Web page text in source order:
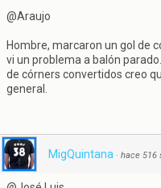
@Araujo
Hombre, marcaron un gol de
vi un problema a balón
de córners convertidos creo
general.
MigQuintana · hace 516